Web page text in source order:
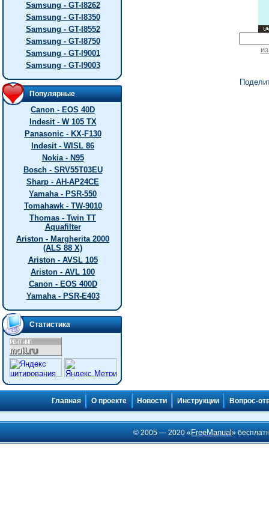
Samsung - GT-I8262
Samsung - GT-I8350
Samsung - GT-I8552
Samsung - GT-I8750
Samsung - GT-I9001
Samsung - GT-I9003
Популярные
Canon - EOS 40D
Indesit - W 105 TX
Panasonic - KX-F130
Indesit - WISL 86
Nokia - N95
Bosch - SRV55T03EU
Sharp - AH-AP24CE
Yamaha - PSR-550
Tomahawk - TW-9010
Thomas - Twin TT
Aquafilter
Ariston - Margherita 2000
(ALS 88 X)
Ariston - AVSL 105
Ariston - AVL 100
Canon - EOS 400D
Yamaha - PSR-E403
Статистика
Главная О проекте Новости Инструкции Вопрос-
© 2005 — 2020 « FreeManual»